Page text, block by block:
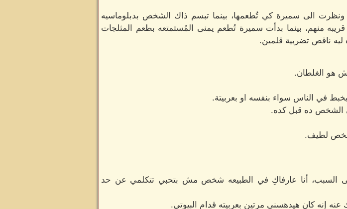
الى سميرة كي تُطعمها، بينما تبسم ذاك الشخص بدبلوماسيه
منهم، بينما بدأت سميرة تُطعم يمنى المُستمتعه بطعم المثلجات
ناقص تضربية قلمين.
هو الغلطان.
في الناس سواء بنفسه او بعربيتة.
الشخص ده قبل كده.
شخص لطيف.
أنا عارفاكِ في الطبيعه شخص مش بتحبي تتكلمي عن حد
إنه كان هيدهسني مرتين بعربيته قدام البيوتي.